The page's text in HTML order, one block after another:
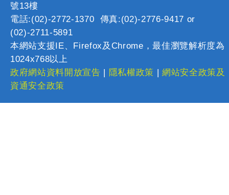
號13樓
電話:(02)-2772-1370 傳真:(02)-2776-9417 or
(02)-2711-5891
本網站支援IE、Firefox及Chrome，最佳瀏覽解析度為
1024x768以上
政府網站資料開放宣告 | 隱私權政策 |網站安全政策及
資通安全政策